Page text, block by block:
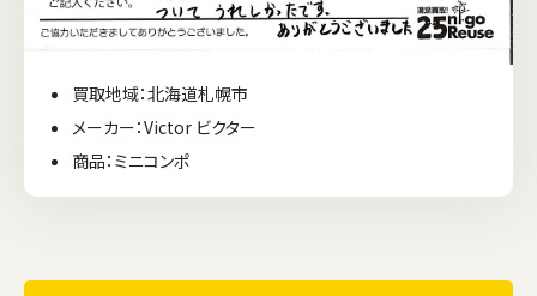
買取地域：北海道札幌市
メーカー：Victor ビクター
商品：ミニコンポ